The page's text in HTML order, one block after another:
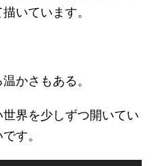
いています。
かさもある。
界を少しずつ開いてい
す。